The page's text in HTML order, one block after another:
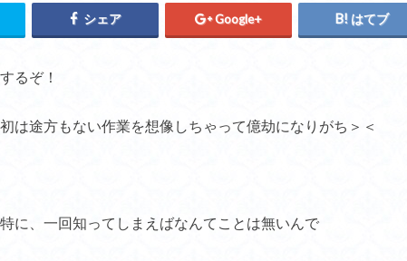
シェア Google+ はてブ
るぞ！
は途方もない作業を想像しちゃって億劫になりがち＞＜
に、一回知ってしまえばなんてことは無いんで